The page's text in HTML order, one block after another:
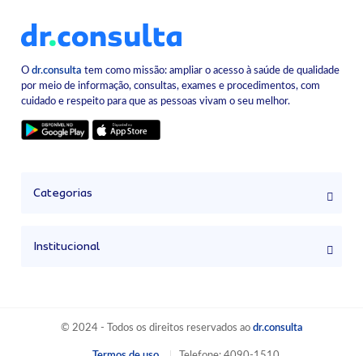
Odr.consulta tem como missão: ampliar o acesso à saúde de qualidade
por meio de informação, consultas, exames e procedimentos, com
cuidado e respeito para que as pessoas vivam o seu melhor.
Categorias
Institucional
© 2024 - Todos os direitos reservados ao dr.consulta